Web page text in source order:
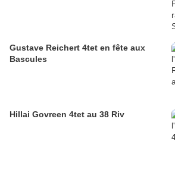
Gustave Reichert 4tet en fête aux
Bascules
Hillai Govreen 4tet au 38 Riv